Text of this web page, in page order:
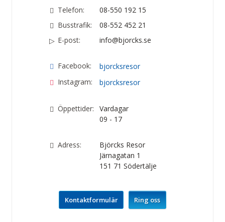
Telefon:
08-550 192 15
Busstrafik:
08-552 452 21
E-post:
info@bjorcks.se
Facebook:
bjorcksresor
Instagram:
bjorcksresor
Öppettider:
Vardagar
09 - 17
Adress:
Björcks Resor
Järnagatan 1
151 71 Södertälje
Kontaktformulär Ring oss